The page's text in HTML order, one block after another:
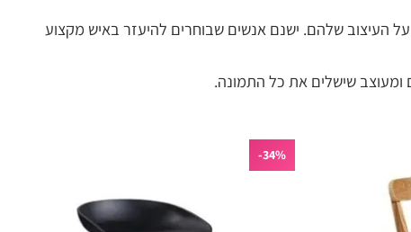
העיצוב שלהם. ישנם אנשים שבוחרים להיעזר באיש מקצוע
ומעוצב שישלים את כל התמונה.
34%-